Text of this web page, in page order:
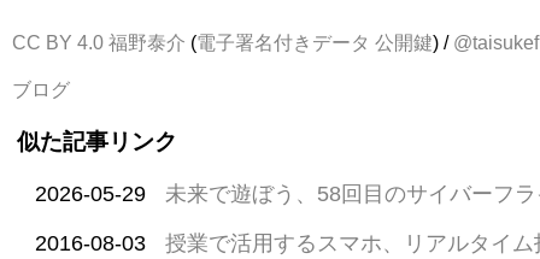
CC BY 4.0 福野泰介 (電子署名付きデータ 公開鍵) / @taisukef
ブログ
似た記事リンク
2026-05-29 未来で遊ぼう、58回目のサイバーフ
2016-08-03
授業で活用するスマホ、リアルタイ